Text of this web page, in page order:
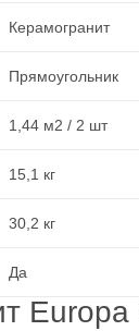
Керамогранит
Прямоугольник
1,44 м2 / 2 шт
15,1 кг
30,2 кг
Да